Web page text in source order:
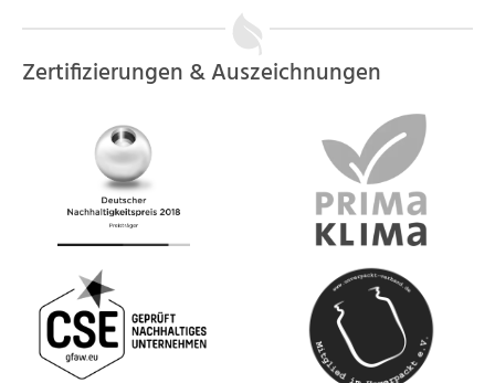
Zertifizierungen & Auszeichnungen